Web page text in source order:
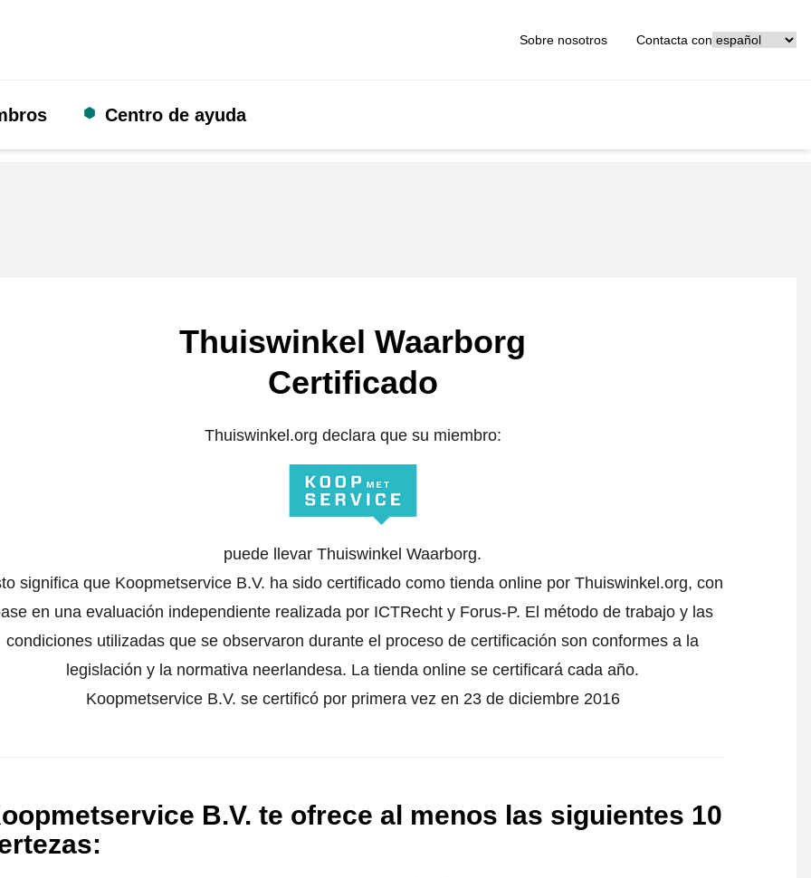
Sobre nosotros Contacta con
Centro de ayuda
Thuiswinkel Waarborg
Certificado
Thuiswinkel.org declara que su miembro:
puede llevar Thuiswinkel Waarborg.
significa que Koopmetservice B.V. ha sido certificado como tienda online por Thuiswinkel.org, con
en una evaluación independiente realizada por ICTRecht y Forus-P. El método de trabajo y las
condiciones utilizadas que se observaron durante el proceso de certificación son conformes a la
legislación y la normativa neerlandesa. La tienda online se certificará cada año.
Koopmetservice B.V. se certificó por primera vez en 23 de diciembre 2016
B.V. te ofrece al menos las siguientes 10
: